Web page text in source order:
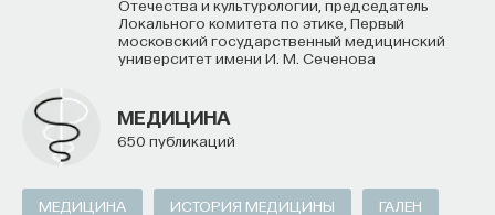
Отечества и культурологии, председатель
Локального комитета по этике, Первый
московский государственный медицинский
университет имени И. М. Сеченова
МЕДИЦИНА
650 публикаций
МЕДИЦИНА ИСТОРИЯ МЕДИЦИНЫ ГАЛЕН